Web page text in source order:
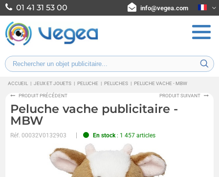
01 41 31 53 00 info@vegea.com
ACCUEIL | JEUX ET JOUETS | PELUCHE | PELUCHES | PELUCHE VACHE - MBW
PRODUIT PRÉCÉDENT PRODUIT SUIVANT
Peluche vache publicitaire -
MBW
Réf.00032V0132903 En stock: 1 457 articles